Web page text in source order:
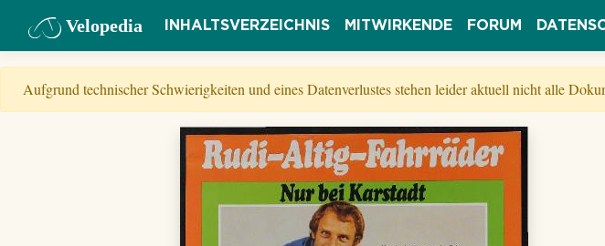
Velopedia INHALTSVERZEICHNIS MITWIRKENDE FORUM
Aufgrund technischer Schwierigkeiten und eines Datenverlustes stehen leider aktuell nicht alle